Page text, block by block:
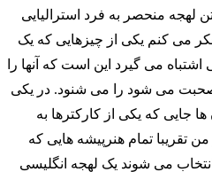
لهجه منحصر به فرد استرالیایی
می کنم یکی از چیزهایی که یک
می گیرد این است که آنها را
می شود را می شنود. در یکی
جایی که یکی از کارکترها به
تقریبا تمام هنرپیشه هایی که
می شوند یک لهجه انگلیسی